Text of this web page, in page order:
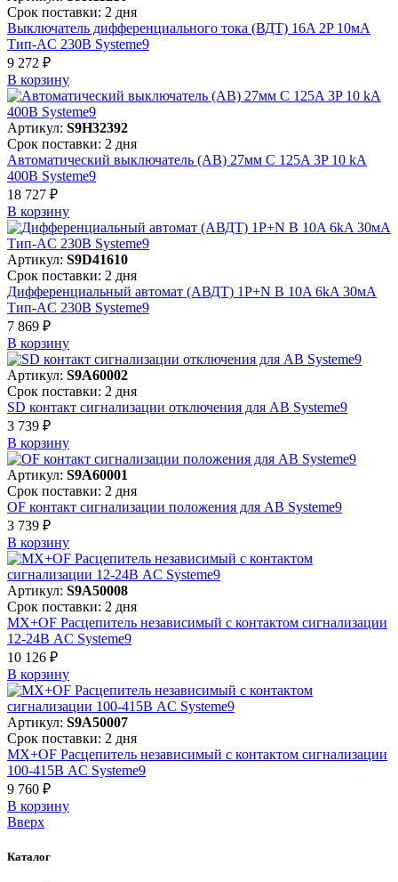
Срок поставки: 2 дня
Выключатель дифференциального тока (ВДТ) 16A 2P 10мА
Тип-AC 230В Systeme9
9 272 ₽
В корзинy
Артикул: S9H32392
Срок поставки: 2 дня
Автоматический выключатель (АВ) 27мм C 125A 3P 10 kA
400В Systeme9
18 727 ₽
В корзинy
Артикул: S9D41610
Срок поставки: 2 дня
Дифференциальный автомат (АВДТ) 1P+N B 10A 6kA 30мА
Тип-AC 230В Systeme9
7 869 ₽
В корзинy
Артикул: S9A60002
Срок поставки: 2 дня
SD контакт сигнализации отключения для АВ Systeme9
3 739 ₽
В корзинy
Артикул: S9A60001
Срок поставки: 2 дня
OF контакт сигнализации положения для АВ Systeme9
3 739 ₽
В корзинy
Артикул: S9A50008
Срок поставки: 2 дня
MX+OF Расцепитель независимый с контактом сигнализации
12-24В AC Systeme9
10 126 ₽
В корзинy
Артикул: S9A50007
Срок поставки: 2 дня
MX+OF Расцепитель независимый с контактом сигнализации
100-415В AC Systeme9
9 760 ₽
В корзинy
Вверх
Каталог